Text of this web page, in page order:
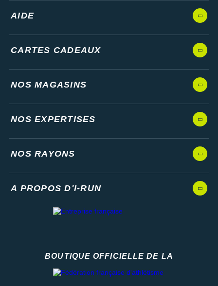
AIDE
CARTES CADEAUX
NOS MAGASINS
NOS EXPERTISES
NOS RAYONS
A PROPOS D'I-RUN
BOUTIQUE OFFICIELLE DE LA